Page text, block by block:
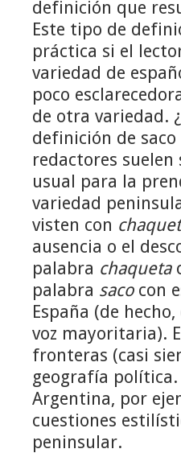
definición que
Este tipo de
práctica si el
variedad de
poco
de otra variedad.
definición de
redactores suelen
usual para la
variedad
visten con
ausencia o el
palabra chaqueta
palabra sacocon
España (de
voz mayoritaria).
fronteras (casi
geografía
Argentina, por
cuestiones
peninsular.